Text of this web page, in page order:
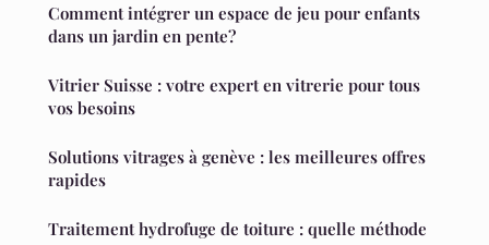
Comment intégrer un espace de jeu pour enfants
dans un jardin en pente?
Vitrier Suisse : votre expert en vitrerie pour tous
vos besoins
Solutions vitrages à genève : les meilleures offres
rapides
Traitement hydrofuge de toiture : quelle méthode